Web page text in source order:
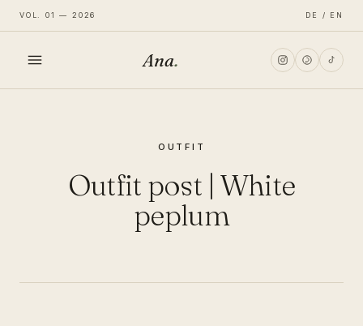
VOL. 01 — 2026 DE / EN
Ana.
OUTFIT
Outfit post | White
peplum